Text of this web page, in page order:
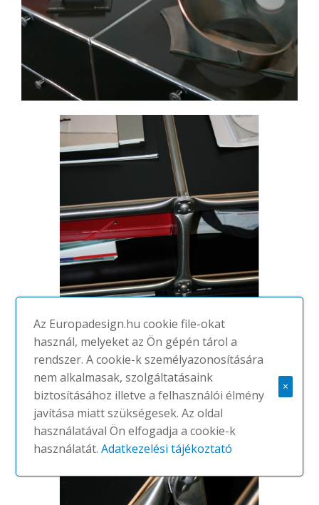
Az Europadesign.hu cookie file-okat
használ, melyeket az Ön gépén tárol a
rendszer. A cookie-k személyazonosítására
nem alkalmasak, szolgáltatásaink
biztosításához illetve a felhasználói élmény
javítása miatt szükségesek. Az oldal
használatával Ön elfogadja a cookie-k
használatát.Adatkezelési tájékoztató
×